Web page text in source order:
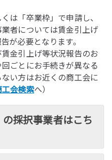
は「卒業枠」で申請し、
者については賃金引上げ
が必要となります。
金引上げ等状況報告のお
ごとにお手続きが異なる
い方はお近くの商工会に
工会検索へ）
採択事業者はこち